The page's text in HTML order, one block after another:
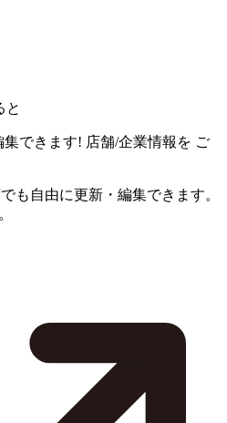
と
集できます! 店舗/企業情報を ご
も自由に更新・編集できます。